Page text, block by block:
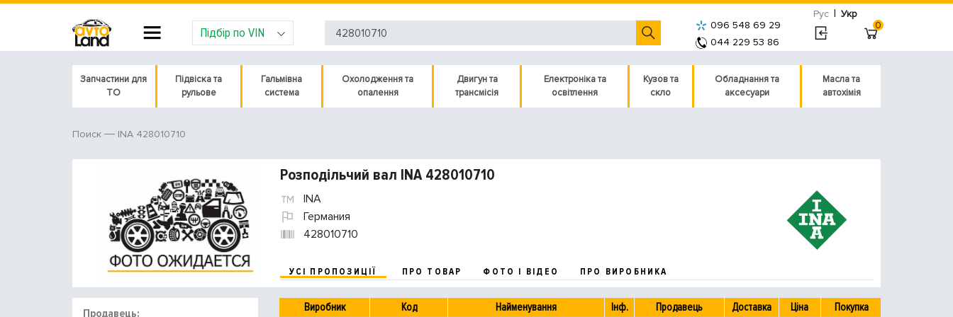
Рус | Укр
Підбір по VIN
096 548 69 29
044 229 53 86
0
Запчастини для
ТО
Підвіска та
рульове
Гальмівна
система
Охолодження та
опалення
Двигун та
трансмісія
Електроніка та
освітлення
Кузов та
скло
Обладнання та
аксесуари
Масла та
автохімія
Поиск INA 428010710
Розподільчий вал INA 428010710
INA
Германия
428010710
УСІ ПРОПОЗИЦІЇ ПРО ТОВАР ФОТО І ВІДЕО ПРО ВИРОБНИКА
Продавець: Виробник Код Найменування Інф. Продавець Доставка Ціна Покупка